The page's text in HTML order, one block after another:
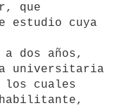
que
estudio cuya
dos años,
universitaria
cuales